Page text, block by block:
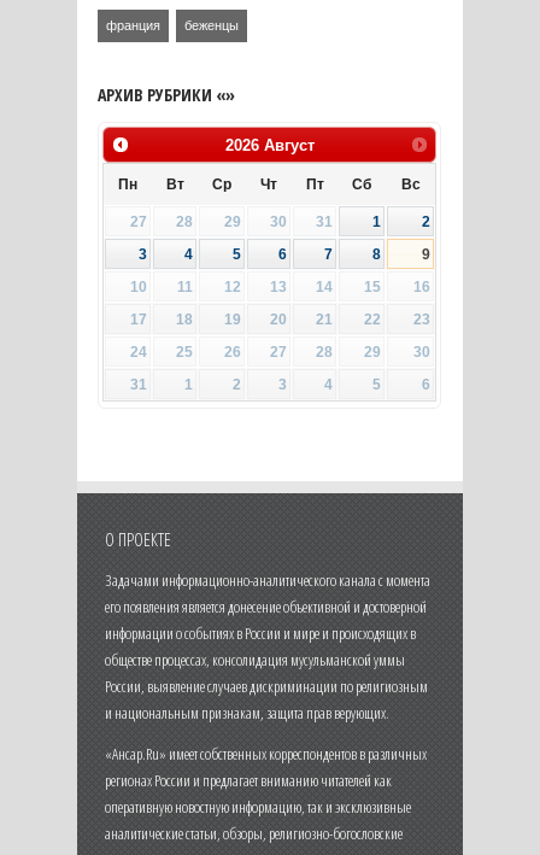
франция беженцы
АРХИВ РУБРИКИ «»
2026 Август
Пн Вт Ср Чт Пт Сб Вс
27 28 29 30 31 1
2
3
4 5 6 7 8
9
10
11 12 13 14 15
16
17
18 19 20 21 22
23
24
25 26 27 28 29
30
31
1 2 3 4 5 6
О ПРОЕКТЕ
Задачами информационно-аналитического канала с момента
его появления является донесение объективной и достоверной
информации о событиях в России и мире и происходящих в
обществе процессах, консолидация мусульманской уммы
России, выявление случаев дискриминации по религиозным
и национальным признакам, защита прав верующих.
«Ансар.Ru» имеет собственных корреспондентов в различных
регионах России и предлагает вниманию читателей как
оперативную новостную информацию, так и эксклюзивные
аналитические статьи, обзоры, религиозно-богословские